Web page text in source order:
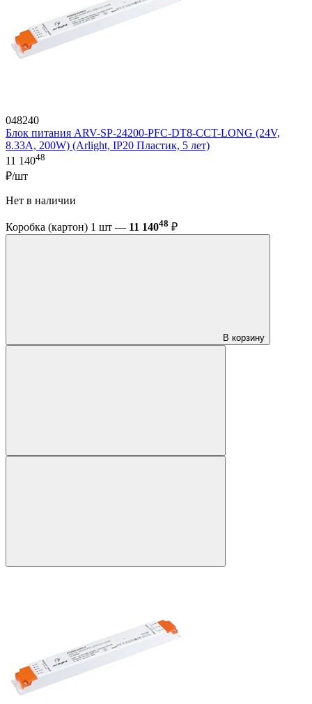
048240
Блок питания ARV-SP-24200-PFC-DT8-CCT-LONG (24V,
8.33A, 200W) (Arlight, IP20 Пластик, 5 лет)
11 14048
₽/шт
Нет в наличии
Коробка (картон) 1 шт — 11 14048 ₽
В корзину